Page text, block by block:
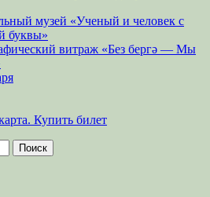
музей «Ученый и человек с
буквы»
витраж «Без бергə — Мы
Купить билет